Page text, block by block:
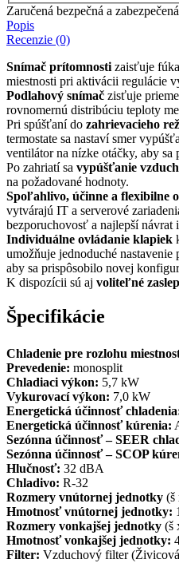
Zaručená bezpečná a
Popis
Recenzie (0)
Snímač prítomnosti zaisťuje
miestnosti pri aktivácii regulácie
Podlahový snímač zisťuje
rovnomernú distribúciu teploty
Pri spúšťaní do zahrievacieho
termostate sa nastaví smer
ventilátor na nízke otáčky, aby sa
Po zahriatí sa vypúšťanie
na požadované hodnoty.
Spoľahlivo, účinne a flexibilne
vytvárajú IT a serverové
bezporuchovosť a najlepší návrat
Individuálne ovládanie klapiek
umožňuje jednoduché
aby sa prispôsobilo novej
K dispozícii sú aj voliteľné
Špecifikácie
Chladenie pre rozlohu
Prevedenie: monosplit
Chladiaci výkon: 5,7 kW
Vykurovací výkon: 7,0 kW
Energetická účinnosť
Energetická účinnosť kúrenia:
Sezónna účinnosť – SEER
Sezónna účinnosť – SCOP
Hlučnosť: 32 dBA
Chladivo: R-32
Rozmery vnútornej jednotky (š
Hmotnosť vnútornej jednotky:
Rozmery vonkajšej jednotky (š
Hmotnosť vonkajšej jednotky:
Filter: Vzduchový filter